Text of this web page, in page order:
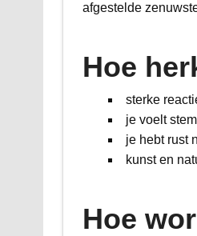
afgestelde
Hoe
sterke
je voelt
je hebt rust
kunst en
Hoe